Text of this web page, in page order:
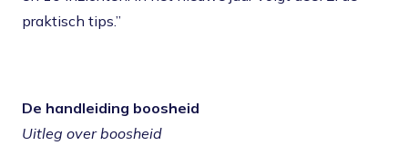
praktisch tips.”
De handleiding boosheid
Uitleg over boosheid